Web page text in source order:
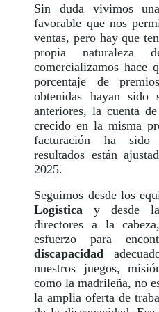
Sin duda vivimos
favorable que nos
ventas, pero hay que
propia naturaleza
comercializamos hace
porcentaje de
obtenidas hayan sido
anteriores, la cuenta
crecido en la misma
facturación ha
resultados están
2025.
Seguimos desde los
Logística y desde
directores a la
esfuerzo para
discapacidad
nuestros juegos,
como la madrileña, no
la amplia oferta de